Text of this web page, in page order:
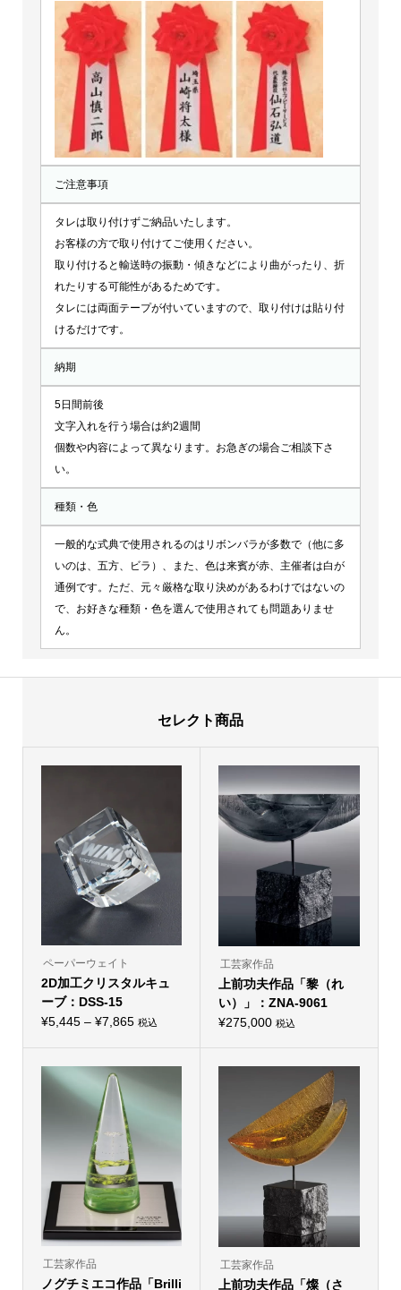
ご注意事項
タレは取り付けずご納品いたします。
お客様の方で取り付けてご使用ください。
取り付けると輸送時の振動・傾きなどにより曲がったり、折
れたりする可能性があるためです。
タレには両面テープが付いていますので、取り付けは貼り付
けるだけです。
納期
5日間前後
文字入れを行う場合は約2週間
個数や内容によって異なります。お急ぎの場合ご相談下さ
い。
種類・色
一般的な式典で使用されるのはリボンバラが多数で（他に多
いのは、五方、ビラ）、また、色は来賓が赤、主催者は白が
通例です。ただ、元々厳格な取り決めがあるわけではないの
で、お好きな種類・色を選んで使用されても問題ありませ
ん。
セレクト商品
ペーパーウェイト
2D加工クリスタルキュ
ーブ：DSS-15
¥5,445 – ¥7,865価税込
の
品
に
ー
シ
ョ
ン
が
あ
り
ま
す。
工芸家作品
上前功夫作品「黎（れ
い）」：ZNA-9061
¥275,000 税込
工芸家作品
ノグチミエコ作品「Brilli
工芸家作品
上前功夫作品「燦（さ